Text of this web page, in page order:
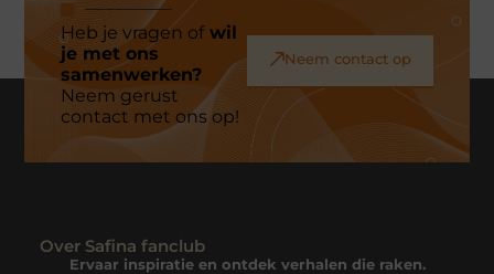
Heb je vragen ofwil
je met ons
samenwerken?
Neem gerust
contact met ons op!
Neem contact op
Over Safina fanclub
Ervaar inspiratie en ontdek verhalen die raken.